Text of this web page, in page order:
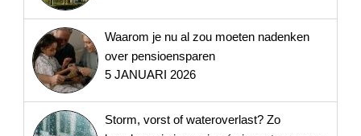
Waarom je nu al zou moeten nadenken
over pensioensparen
5 JANUARI 2026
Storm, vorst of wateroverlast? Zo